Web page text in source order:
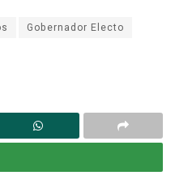
Gobernador Electo